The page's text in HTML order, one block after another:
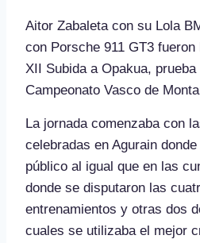
Aitor Zabaleta con su Lola
con Porsche 911 GT3
XII Subida a Opakua,
Campeonato Vasco de
La jornada comenzaba con
celebradas en Agurain
público al igual que en las
donde se disputaron las
entrenamientos y otras dos
cuales se utilizaba el mejor